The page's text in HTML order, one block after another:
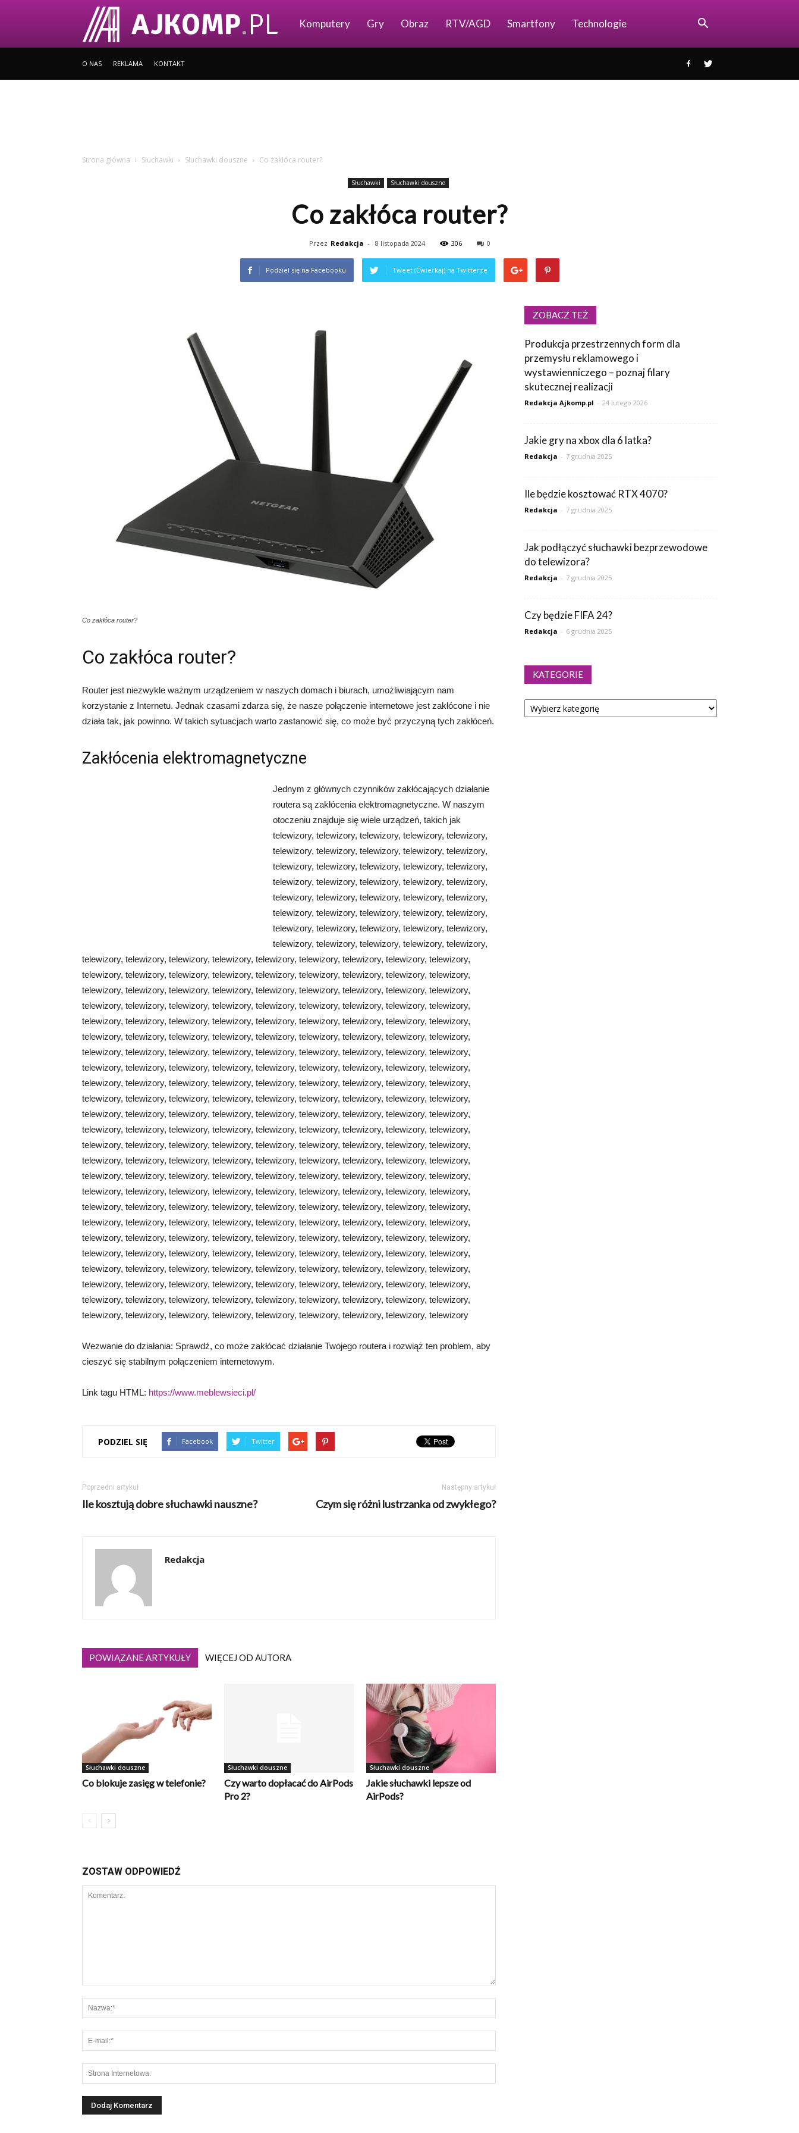
Ajkomp.pl
Komputery Gry Obraz RTV/AGD Smartfony Technologie
O NAS REKLAMA KONTAKT
Strona główna Słuchawki Słuchawki douszne Co zakłóca router?
Słuchawki Słuchawki douszne
Co zakłóca router?
Przez Redakcja - 8 listopada 2024 306 0
Podziel się na Facebooku Tweet (Ćwierkaj) na Twitterze
Co zakłóca router?
Co zakłóca router?
Router jest niezwykle ważnym urządzeniem w naszych domach i biurach, umożliwiającym nam
korzystanie z Internetu. Jednak czasami zdarza się, że nasze połączenie internetowe jest zakłócone i nie
działa tak, jak powinno. W takich sytuacjach warto zastanowić się, co może być przyczyną tych zakłóceń.
Zakłócenia elektromagnetyczne
Jednym z głównych czynników zakłócających działanie
routera są zakłócenia elektromagnetyczne. W naszym
otoczeniu znajduje się wiele urządzeń, takich jak
telewizory, telewizory, telewizory, telewizory, telewizory,
telewizory, telewizory, telewizory, telewizory, telewizory,
telewizory, telewizory, telewizory, telewizory, telewizory,
telewizory, telewizory, telewizory, telewizory, telewizory,
telewizory, telewizory, telewizory, telewizory, telewizory,
telewizory, telewizory, telewizory, telewizory, telewizory,
telewizory, telewizory, telewizory, telewizory, telewizory,
telewizory, telewizory, telewizory, telewizory, telewizory,
telewizory, telewizory, telewizory, telewizory, telewizory, telewizory, telewizory, telewizory, telewizory,
telewizory, telewizory, telewizory, telewizory, telewizory, telewizory, telewizory, telewizory, telewizory,
telewizory, telewizory, telewizory, telewizory, telewizory, telewizory, telewizory, telewizory, telewizory,
telewizory, telewizory, telewizory, telewizory, telewizory, telewizory, telewizory, telewizory, telewizory,
telewizory, telewizory, telewizory, telewizory, telewizory, telewizory, telewizory, telewizory, telewizory,
telewizory, telewizory, telewizory, telewizory, telewizory, telewizory, telewizory, telewizory, telewizory,
telewizory, telewizory, telewizory, telewizory, telewizory, telewizory, telewizory, telewizory, telewizory,
telewizory, telewizory, telewizory, telewizory, telewizory, telewizory, telewizory, telewizory, telewizory,
telewizory, telewizory, telewizory, telewizory, telewizory, telewizory, telewizory, telewizory, telewizory,
telewizory, telewizory, telewizory, telewizory, telewizory, telewizory, telewizory, telewizory, telewizory,
telewizory, telewizory, telewizory, telewizory, telewizory, telewizory, telewizory, telewizory, telewizory,
telewizory, telewizory, telewizory, telewizory, telewizory, telewizory, telewizory, telewizory, telewizory,
telewizory, telewizory, telewizory, telewizory, telewizory, telewizory, telewizory, telewizory, telewizory,
telewizory, telewizory, telewizory, telewizory, telewizory, telewizory, telewizory, telewizory, telewizory,
telewizory, telewizory, telewizory, telewizory, telewizory, telewizory, telewizory, telewizory, telewizory,
telewizory, telewizory, telewizory, telewizory, telewizory, telewizory, telewizory, telewizory, telewizory,
telewizory, telewizory, telewizory, telewizory, telewizory, telewizory, telewizory, telewizory, telewizory,
telewizory, telewizory, telewizory, telewizory, telewizory, telewizory, telewizory, telewizory, telewizory,
telewizory, telewizory, telewizory, telewizory, telewizory, telewizory, telewizory, telewizory, telewizory,
telewizory, telewizory, telewizory, telewizory, telewizory, telewizory, telewizory, telewizory, telewizory,
telewizory, telewizory, telewizory, telewizory, telewizory, telewizory, telewizory, telewizory, telewizory,
telewizory, telewizory, telewizory, telewizory, telewizory, telewizory, telewizory, telewizory, telewizory,
telewizory, telewizory, telewizory, telewizory, telewizory, telewizory, telewizory, telewizory, telewizory,
telewizory, telewizory, telewizory, telewizory, telewizory, telewizory, telewizory, telewizory, telewizory
Wezwanie do działania: Sprawdź, co może zakłócać działanie Twojego routera i rozwiąż ten problem, aby
cieszyć się stabilnym połączeniem internetowym.
Link tagu HTML: https://www.meblewsieci.pl/
PODZIEL SIĘ Facebook Twitter
Poprzedni artykuł
Ile kosztują dobre słuchawki nauszne?
Następny artykuł
Czym się różni lustrzanka od zwykłego?
Redakcja
POWIĄZANE ARTYKUŁY WIĘCEJ OD AUTORA
Słuchawki douszne
Co blokuje zasięg w telefonie?
Słuchawki douszne
Czy warto dopłacać do AirPods
Pro 2?
Słuchawki douszne
Jakie słuchawki lepsze od
AirPods?
ZOSTAW ODPOWIEDŹ
ZOBACZ TEŻ
Produkcja przestrzennych form dla
przemysłu reklamowego i
wystawienniczego – poznaj filary
skutecznej realizacji
Redakcja Ajkomp.pl - 24 lutego 2026
Jakie gry na xbox dla 6 latka?
Redakcja - 7 grudnia 2025
Ile będzie kosztować RTX 4070?
Redakcja - 7 grudnia 2025
Jak podłączyć słuchawki bezprzewodowe
do telewizora?
Redakcja - 7 grudnia 2025
Czy będzie FIFA 24?
Redakcja - 6 grudnia 2025
KATEGORIE
Kategorie